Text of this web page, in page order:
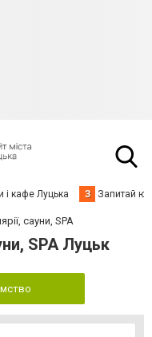
і кафе Луцька З Запитай
сауни, SPA
SPA Луцьк